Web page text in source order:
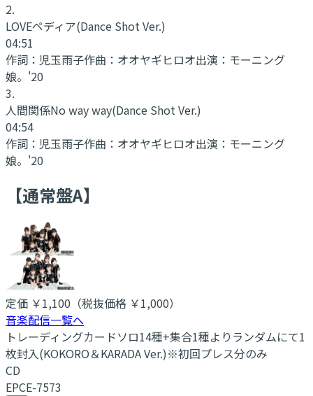
2.
LOVEペディア(Dance Shot Ver.)
04:51
作詞： 児玉雨子作曲： オオヤギヒロオ出演： モーニング
娘。'20
3.
人間関係No way way(Dance Shot Ver.)
04:54
作詞： 児玉雨子作曲： オオヤギヒロオ出演： モーニング
娘。'20
【通常盤A】
定価 ￥1,100 （税抜価格 ￥1,000）
音楽配信一覧へ
トレーディングカードソロ14種+集合1種よりランダムにて1
枚封入(KOKORO＆KARADA Ver.)※初回プレス分のみ
CD
EPCE-7573